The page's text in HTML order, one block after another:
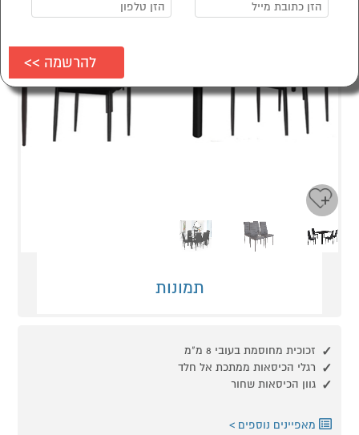
תמונות
זכוכית מחוסמת בעובי 8 מ"מ
רגלי הכיסאות ממתכת אל חלד
גוון הכיסאות שחור
מאפיינים נוספים